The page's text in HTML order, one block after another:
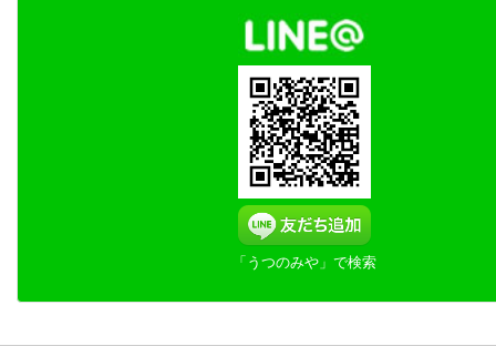
「うつのみや」で検索